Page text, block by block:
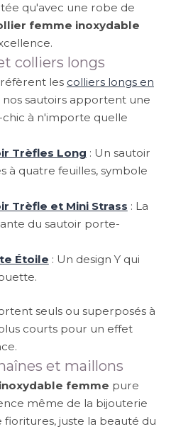
qu'avec une robe de
femme inoxydable
colliers longs
les colliers longs en
nos sautoirs apportent une
à n'importe quelle
Trèfles Long : Un sautoir
à quatre feuilles, symbole
Trèfle et Mini Strass : La
du sautoir porte-
Étoile : Un design Y qui
seuls ou superposés à
courts pour un effet
et maillons
femme pure
même de la bijouterie
fioritures, juste la beauté du